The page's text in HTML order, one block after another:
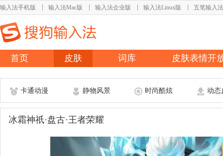
输入法手机版 输入法Mac版 输入法企业版 输入法Linux版 五笔输入法
首页 皮肤 词库 皮肤表情开
卡通动漫 静物风景 时尚酷炫 动态
冰霜神祇·盘古·王者荣耀